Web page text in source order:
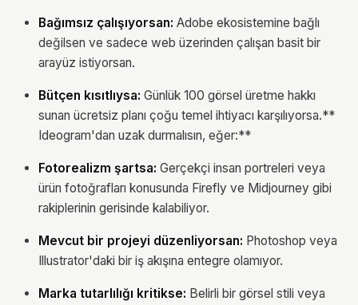
Bağımsız çalışıyorsan: Adobe ekosistemine bağlı
değilsen ve sadece web üzerinden çalışan basit bir
arayüz istiyorsan.
Bütçen kısıtlıysa: Günlük 100 görsel üretme hakkı
sunan ücretsiz planı çoğu temel ihtiyacı karşılıyorsa.**
Ideogram'dan uzak durmalısın, eğer:**
Fotorealizm şartsa: Gerçekçi insan portreleri veya
ürün fotoğrafları konusunda Firefly ve Midjourney gibi
rakiplerinin gerisinde kalabiliyor.
Mevcut bir projeyi düzenliyorsan: Photoshop veya
Illustrator'daki bir iş akışına entegre olamıyor.
Marka tutarlılığı kritikse: Belirli bir görsel stili veya